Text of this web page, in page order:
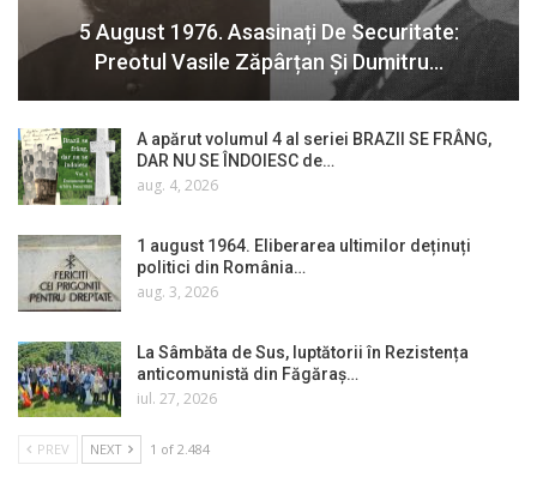
5 August 1976. Asasinați De Securitate:
Preotul Vasile Zăpârțan Și Dumitru…
A apărut volumul 4 al seriei BRAZII SE FRÂNG,
DAR NU SE ÎNDOIESC de…
aug. 4, 2026
1 august 1964. Eliberarea ultimilor deținuți
politici din România…
aug. 3, 2026
La Sâmbăta de Sus, luptătorii în Rezistența
anticomunistă din Făgăraș…
iul. 27, 2026
PREV NEXT 1 of 2.484